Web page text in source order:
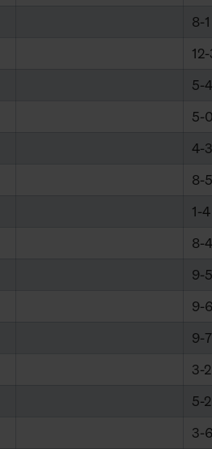
8-1
5-4
5-0
4-3
8-5
1-4
8-4
9-5
9-6
9-7
3-2
5-2
3-